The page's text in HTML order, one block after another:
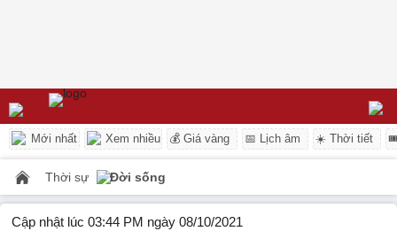
Mới nhất Xem nhiều 💰 Giá vàng 📅 Lịch âm ☀️ Thời tiết
Thời sự Đời sống
Cập nhật lúc 03:44 PM ngày 08/10/2021